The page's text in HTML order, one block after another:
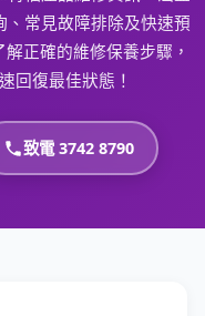
常見故障排除及快速預
正確的維修保養步驟，
回復最佳狀態！
致電 3742 8790